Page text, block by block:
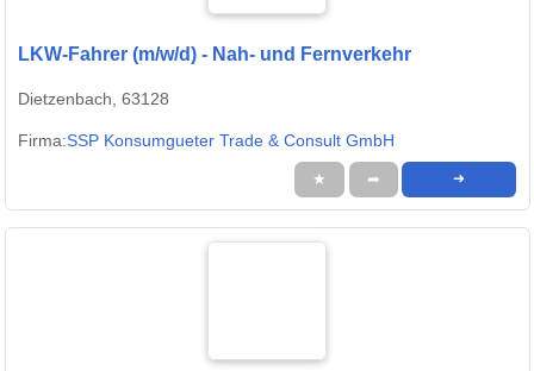
LKW-Fahrer (m/w/d) - Nah- und Fernverkehr
Dietzenbach, 63128
Firma:SSP Konsumgueter Trade & Consult GmbH
★ ➦ ➜